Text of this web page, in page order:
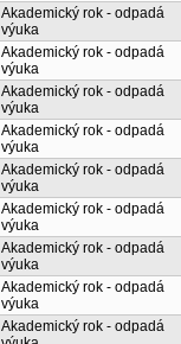
Akademický rok - odpadá
výuka
Akademický rok - odpadá
výuka
Akademický rok - odpadá
výuka
Akademický rok - odpadá
výuka
Akademický rok - odpadá
výuka
Akademický rok - odpadá
výuka
Akademický rok - odpadá
výuka
Akademický rok - odpadá
výuka
Akademický rok - odpadá